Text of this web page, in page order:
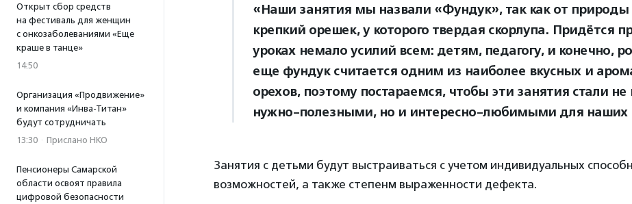
Открыт сбор средств
на фестиваль для женщин
с онкозаболеваниями «Еще
краше в танце»
14:50
Организация «Продвижение»
и компания «Инва-Титан»
будут сотрудничать
13:30 · Прислано НКО
Пенсионеры Самарской
области освоят правила
цифровой безопасности
«Наши занятия мы назвали «Фундук», так как от природы
крепкий орешек, у которого твердая скорлупа. Придётся
уроках немало усилий всем: детям, педагогу, и конечно,
еще фундук считается одним из наиболее вкусных и
орехов, поэтому постараемся, чтобы эти занятия стали не
нужно-полезными, но и интересно-любимыми для наших
Занятия с детьми будут выстраиваться с учетом индивидуальных
возможностей, а также степенм выраженности дефекта.